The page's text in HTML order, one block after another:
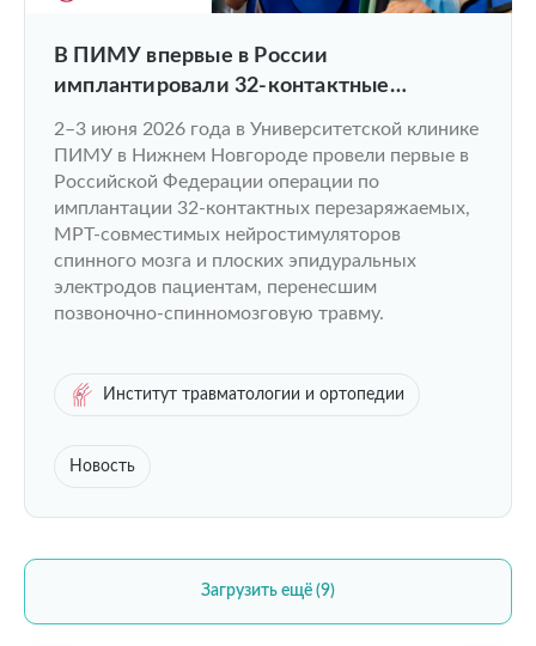
В ПИМУ впервые в России
имплантировали 32-контактные
пациентам с травмами и заболеваниями
спинного мозга
2–3 июня 2026 года в Университетской клинике
ПИМУ в Нижнем Новгороде провели первые в
Российской Федерации операции по
имплантации 32-контактных перезаряжаемых,
МРТ-совместимых нейростимуляторов
спинного мозга и плоских эпидуральных
электродов пациентам, перенесшим
позвоночно-спинномозговую травму.
Институт травматологии и ортопедии
Новость
Загрузить ещё (9)